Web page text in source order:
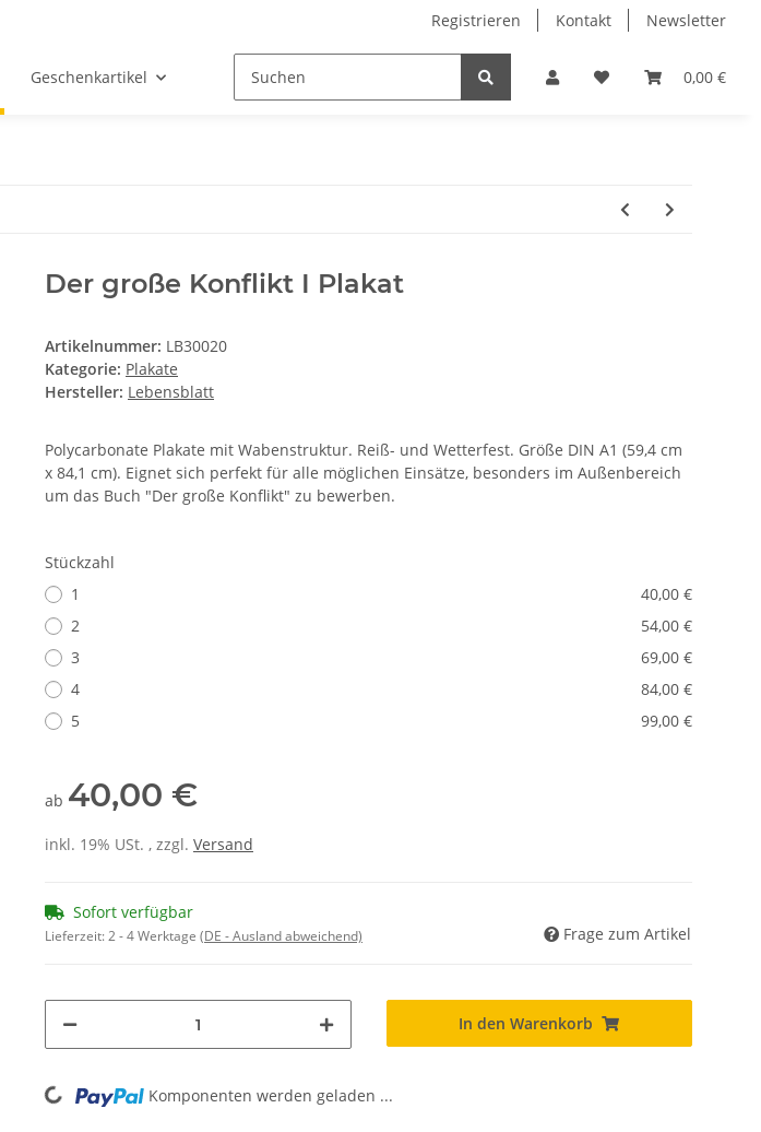
Registrieren Kontakt Newsletter
0,00 €
Geschenkartikel
Der große Konflikt I Plakat
Artikelnummer: LB30020
Kategorie: Plakate
Hersteller: Lebensblatt
Polycarbonate Plakate mit Wabenstruktur. Reiß- und Wetterfest. Größe DIN A1 (59,4 cm
x 84,1 cm). Eignet sich perfekt für alle möglichen Einsätze, besonders im Außenbereich
um das Buch "Der große Konflikt" zu bewerben.
Stückzahl
1
40,00 €
2
54,00 €
3
69,00 €
4
84,00 €
5
99,00 €
ab 40,00 €
inkl. 19% USt. , zzgl. Versand
Sofort verfügbar
Lieferzeit:2 - 4 Werktage (DE - Ausland abweichend) Frage zum Artikel
In den Warenkorb
Loading... Komponenten werden geladen ...